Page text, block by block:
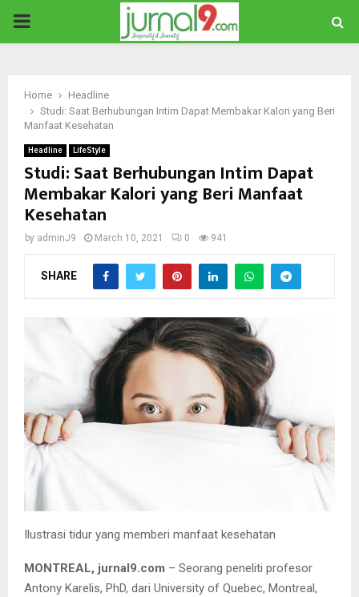
PRIMARY
Home
Headline
Studi: Saat Berhubungan Intim Dapat Membakar Kalori yang Beri
Manfaat Kesehatan
Headline LifeStyle
Studi: Saat Berhubungan Intim Dapat
Membakar Kalori yang Beri Manfaat
Kesehatan
by adminJ9 March 10, 2021 0 941
SHARE
Ilustrasi tidur yang memberi manfaat kesehatan
MONTREAL, jurnal9.com – Seorang peneliti profesor
Antony Karelis, PhD, dari University of Quebec, Montreal,